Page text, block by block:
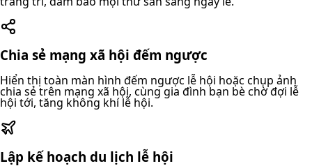
Chia sẻ mạng xã hội đếm ngược
Hiển thị toàn màn hình đếm ngược lễ hội hoặc chụp ảnh
chia sẻ trên mạng xã hội, cùng gia đình bạn bè chờ đợi lễ
hội tới, tăng không khí lễ hội.
Lập kế hoạch du lịch lễ hội